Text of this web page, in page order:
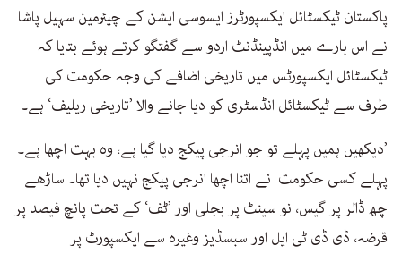
پاکستان ٹیکسٹائل ایکسپورٹرز ایسوسی ایشن کے چیئرمین سہیل پاشا
نے اس بارے میں انڈپینڈنٹ اردو سے گفتگو کرتے ہوئے بتایا کہ
ٹیکسٹائل ایکسپورٹس میں تاریخی اضافے کی وجہ حکومت کی
طرف سے ٹیکسٹائل انڈسٹری کو دیا جانے والا ’تاریخی ریلیف‘ ہے۔
’دیکھیں ہمیں پہلے تو جو انرجی پیکج دیا گیا ہے، وہ بہت اچھا ہے۔
پہلے کسی حکومت نے اتنا اچھا انرجی پیکج نہیں دیا تھا۔ ساڑھے
چھ ڈالر پر گیس، نو سینٹ پر بجلی اور ’ٹف‘ کے تحت پانچ فیصد پر
قرضہ، ڈی ڈی ٹی ایل اور سبسڈیز وغیرہ سے ایکسپورٹ پر